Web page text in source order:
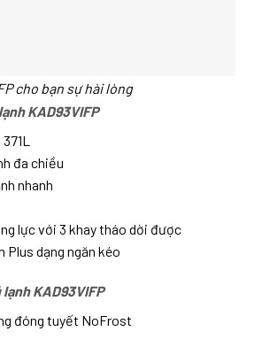
cho bạn sự hài lòng
KAD93VIFP
đa chiều
nhanh
lực với 3 khay tháo dời được
Plus dạng ngăn kéo
KAD93VIFP
đóng tuyết NoFrost